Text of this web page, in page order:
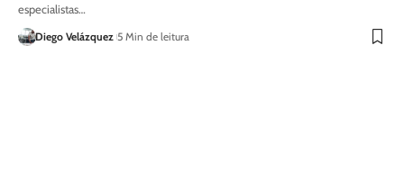
especialistas…
Diego Velázquez 5 Min de leitura